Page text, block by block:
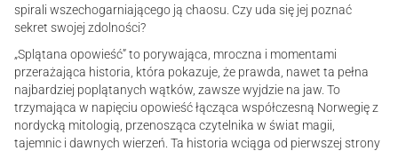
spirali wszechogarniającego ją chaosu. Czy uda się jej poznać
sekret swojej zdolności?
„Splątana opowieść” to porywająca, mroczna i momentami
przerażająca historia, która pokazuje, że prawda, nawet ta pełna
najbardziej poplątanych wątków, zawsze wyjdzie na jaw. To
trzymająca w napięciu opowieść łącząca współczesną Norwegię z
nordycką mitologią, przenosząca czytelnika w świat magii,
tajemnic i dawnych wierzeń. Ta historia wciąga od pierwszej strony